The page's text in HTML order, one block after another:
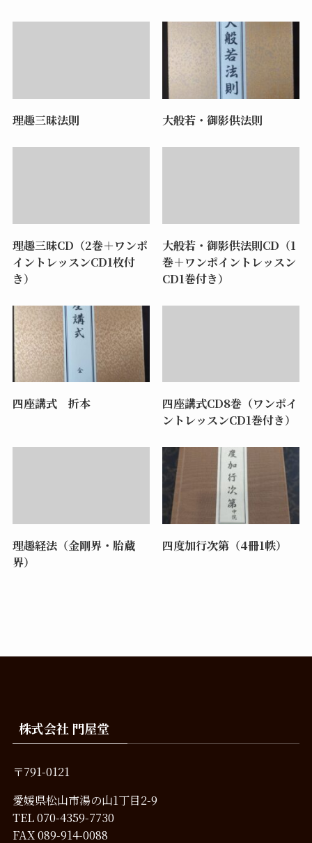
理趣三昧法則 大般若・御影供法則
理趣三昧CD（2巻＋ワンポ
イントレッスンCD1枚付
き）
大般若・御影供法則CD（1
巻＋ワンポイントレッスン
CD1巻付き）
四座講式 折本
四座講式CD8巻（ワンポイ
ントレッスンCD1巻付き）
理趣経法（金剛界・胎蔵
界）
四度加行次第（4冊1帙）
株式会社 門屋堂
〒791-0121
愛媛県松山市湯の山1丁目2-9
TEL070-4359-7730
FAX 089-914-0088